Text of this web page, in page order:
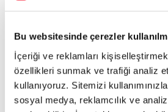
Bu websitesinde çerezler
İçeriği ve reklamları
özellikleri sunmak ve trafiği analiz
kullanıyoruz. Sitemizi
sosyal medya, reklamcılık ve
20 Günİade Hakkı
SürprizMasraf Yok